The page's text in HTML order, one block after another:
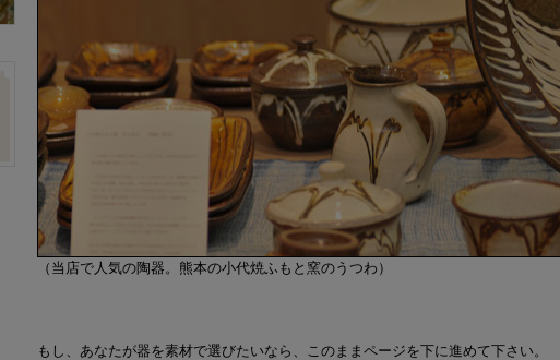
（当店で人気の陶器。熊本の小代焼ふもと窯のうつわ）
もし、あなたが器を素材で選びたいなら、このままページを下に進めて下さい。